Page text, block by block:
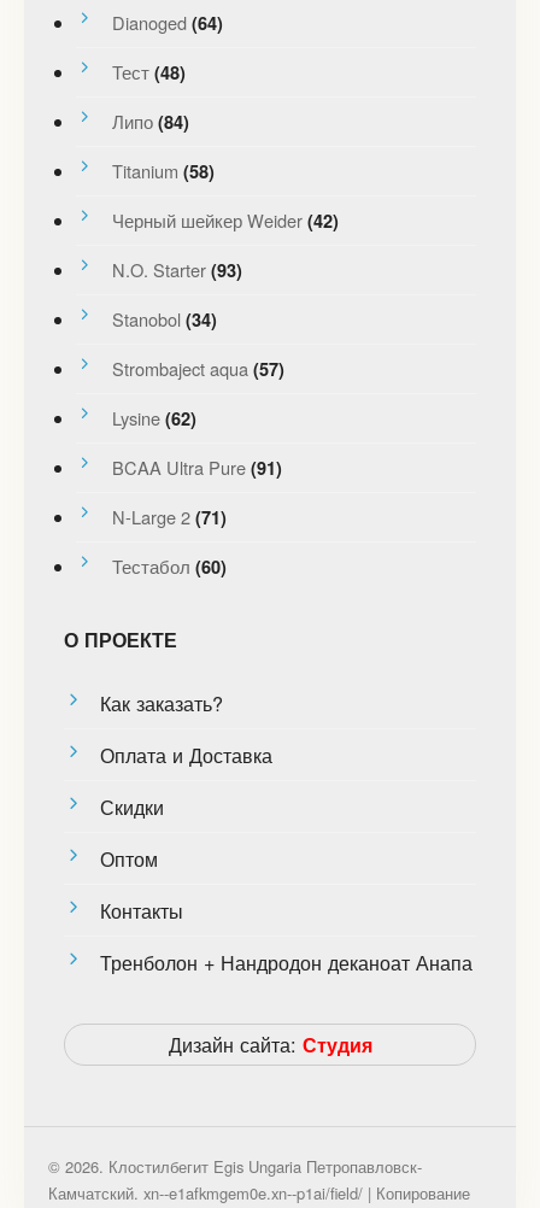
Dianoged (64)
Тест (48)
Липо (84)
Titanium (58)
Черный шейкер Weider (42)
N.O. Starter (93)
Stanobol (34)
Strombaject aqua (57)
Lysine (62)
BCAA Ultra Pure (91)
N-Large 2 (71)
Тестабол (60)
О ПРОЕКТЕ
Как заказать?
Оплата и Доставка
Скидки
Оптом
Контакты
Тренболон + Нандродон деканоат Анапа
Дизайн сайта: Студия
© 2026. Клостилбегит Egis Ungaria Петропавловск-
Камчатский. xn--e1afkmgem0e.xn--p1ai/field/ | Копирование